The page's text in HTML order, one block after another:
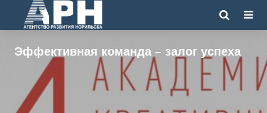
Эффективная команда – залог успеха